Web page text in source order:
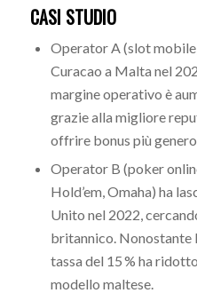
CASI STUDIO
Operator A (slot
Curacao a Malta nel
margine operativo è
grazie alla migliore
offrire bonus più
Operator B (poker
Hold’em, Omaha) ha
Unito nel 2022,
britannico. Nonostante
tassa del 15 % ha
modello maltese.